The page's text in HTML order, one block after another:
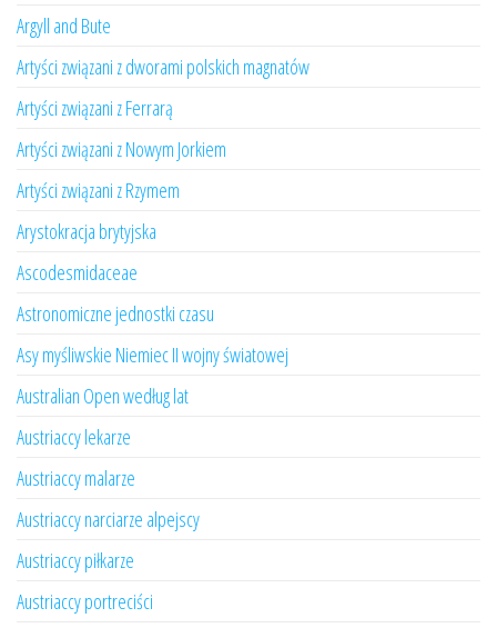
Argyll and Bute
Artyści związani z dworami polskich magnatów
Artyści związani z Ferrarą
Artyści związani z Nowym Jorkiem
Artyści związani z Rzymem
Arystokracja brytyjska
Ascodesmidaceae
Astronomiczne jednostki czasu
Asy myśliwskie Niemiec II wojny światowej
Australian Open według lat
Austriaccy lekarze
Austriaccy malarze
Austriaccy narciarze alpejscy
Austriaccy piłkarze
Austriaccy portreciści